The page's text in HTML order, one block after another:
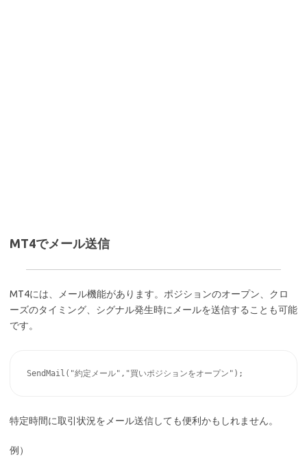
MT4でメール送信
MT4には、メール機能があります。ポジションのオープン、クロ
ーズのタイミング、シグナル発生時にメールを送信することも可能
です。
特定時間に取引状況をメール送信しても便利かもしれません。
例）